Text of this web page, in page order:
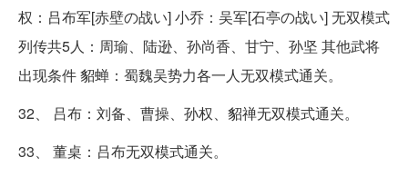
权：吕布军[赤壁の战い] 小乔：吴军[石亭の战い] 无双模式
列传共5人：周瑜、陆逊、孙尚香、甘宁、孙坚 其他武将
出现条件 貂蝉：蜀魏吴势力各一人无双模式通关。
32、 吕布：刘备、曹操、孙权、貂禅无双模式通关。
33、 董桌：吕布无双模式通关。